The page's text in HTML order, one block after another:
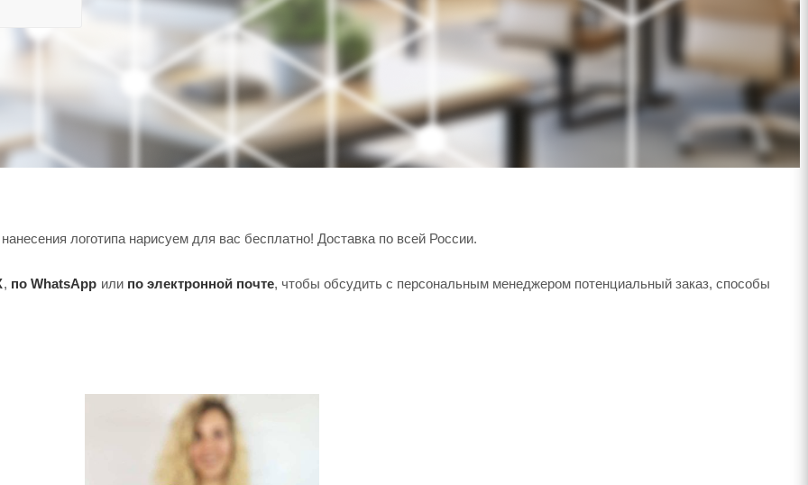
логотипа нарисуем для вас бесплатно! Доставка по всей России.
, по WhatsApp или по электронной почте, чтобы обсудить с персональным менеджером потенциальный заказ, способы